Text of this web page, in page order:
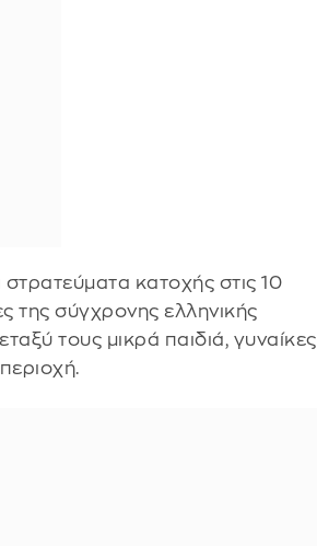
κατοχής στις 10
της σύγχρονης ελληνικής
τους μικρά παιδιά, γυναίκες